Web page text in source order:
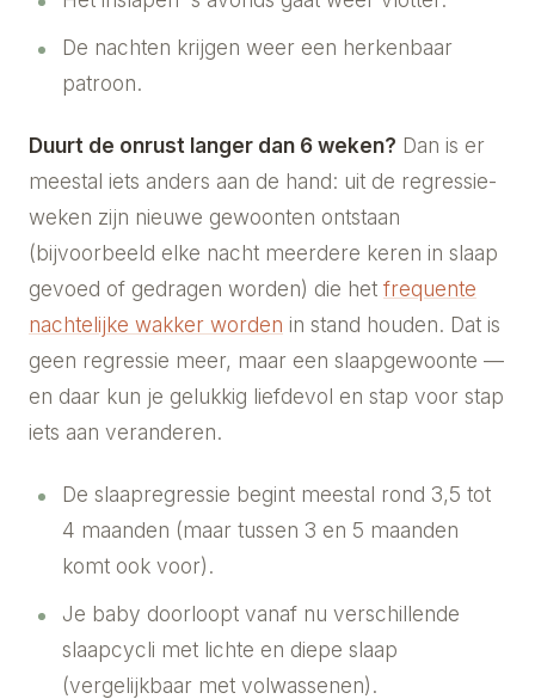
De nachten krijgen weer een herkenbaar
patroon.
Duurt de onrust langer dan 6 weken? Dan is er
meestal iets anders aan de hand: uit de regressie-
weken zijn nieuwe gewoonten ontstaan
(bijvoorbeeld elke nacht meerdere keren in slaap
gevoed of gedragen worden) die het frequente
nachtelijke wakker worden in stand houden. Dat is
geen regressie meer, maar een slaapgewoonte —
en daar kun je gelukkig liefdevol en stap voor stap
iets aan veranderen.
De slaapregressie begint meestal rond 3,5 tot
4 maanden (maar tussen 3 en 5 maanden
komt ook voor).
Je baby doorloopt vanaf nu verschillende
slaapcycli met lichte en diepe slaap
(vergelijkbaar met volwassenen).